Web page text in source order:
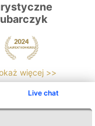
Live chat
więcej >>